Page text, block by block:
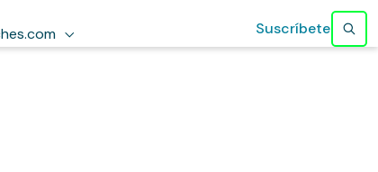
Suscríbete